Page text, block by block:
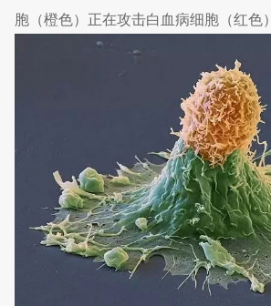
胞（橙色）正在攻击白血病细胞（红色）